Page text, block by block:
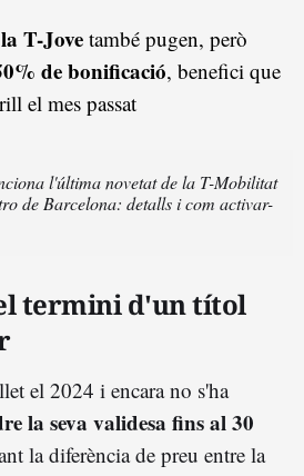
T-Jove també pugen, però
de bonificació, benefici que
el mes passat
l'última novetat de la T-Mobilitat
de Barcelona: detalls i com activar-
termini d'un títol
el 2024 i encara no s'ha
la seva validesa fins al 30
la diferència de preu entre la